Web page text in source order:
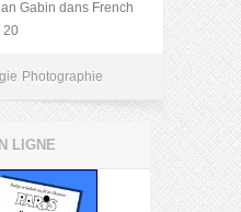
Gabin dans French
20
Photographie
LIGNE